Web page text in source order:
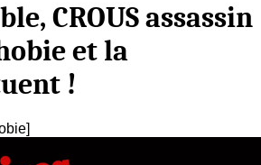
CROUS assassin
et la
!